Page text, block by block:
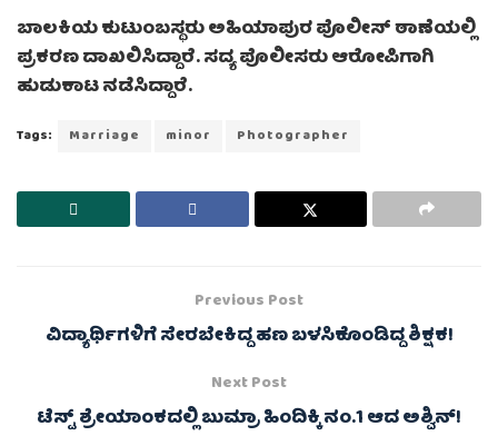
ಬಾಲಕಿಯ ಕುಟುಂಬಸ್ಥರು ಅಹಿಯಾಪುರ ಪೊಲೀಸ್ ಠಾಣೆಯಲ್ಲಿ
ಪ್ರಕರಣ ದಾಖಲಿಸಿದ್ದಾರೆ. ಸದ್ಯ ಪೊಲೀಸರು ಆರೋಪಿಗಾಗಿ
ಹುಡುಕಾಟ ನಡೆಸಿದ್ದಾರೆ.
Tags: Marriage minor Photographer
Previous Post
ವಿದ್ಯಾರ್ಥಿಗಳಿಗೆ ಸೇರಬೇಕಿದ್ದ ಹಣ ಬಳಸಿಕೊಂಡಿದ್ದ ಶಿಕ್ಷಕ!
Next Post
ಟೆಸ್ಟ್ ಶ್ರೇಯಾಂಕದಲ್ಲಿ ಬುಮ್ರಾ ಹಿಂದಿಕ್ಕಿ ನಂ.1 ಆದ ಅಶ್ವಿನ್!